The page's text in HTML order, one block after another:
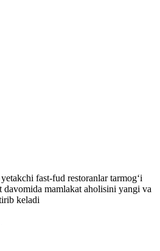
fast-fud restoranlar tarmog‘i
mamlakat aholisini yangi va
keladi